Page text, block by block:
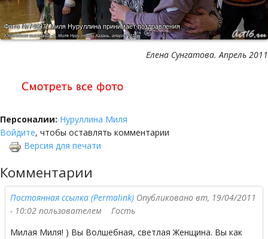
Фото №74097.Миля Нуруллина принимает поздравления
Юбилейная выставка «Я, Миля Нуруллина» Казань, аперль 2011
Елена Сунгатова. Апрель 2011
Персоналии: Нуруллина Миля
Войдите, чтобы оставлять комментарии
Версия для печати
Комментарии
Постоянная ссылка (Permalink) Опубликовано вт, 19/04/2011
- 10:02 пользователем
Гость
Милая Миля! ) Вы Волшебная, светлая Женщина. Вы как